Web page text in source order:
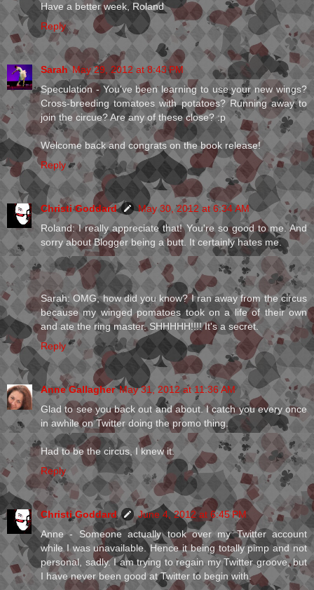
Have a better week, Roland
Reply
Sarah May 29, 2012 at 8:43 PM
Speculation - You've been learning to use your new wings?
Cross-breeding tomatoes with potatoes? Running away to
join the circue? Are any of these close? :p
Welcome back and congrats on the book release!
Reply
Christi Goddard
May 30, 2012 at 6:34 AM
Roland: I really appreciate that! You're so good to me. And
sorry about Blogger being a butt. It certainly hates me.
Sarah: OMG, how did you know? I ran away from the circus
because my winged pomatoes took on a life of their own
and ate the ring master. SHHHHH!!!! It's a secret.
Reply
Anne Gallagher May 31, 2012 at 11:36 AM
Glad to see you back out and about. I catch you every once
in awhile on Twitter doing the promo thing.
Had to be the circus, I knew it.
Reply
Christi Goddard
June 4, 2012 at 6:45 PM
Anne - Someone actually took over my Twitter account
while I was unavailable. Hence it being totally pimp and not
personal, sadly. I am trying to regain my Twitter groove, but
I have never been good at Twitter to begin with.